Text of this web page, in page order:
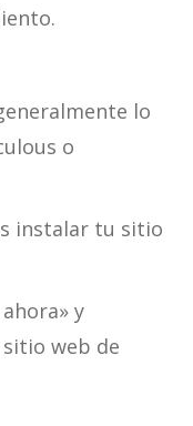
lo
o
instalar tu sitio
y
web de